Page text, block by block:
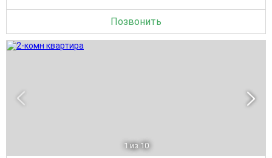
Позвонить
1 из 10